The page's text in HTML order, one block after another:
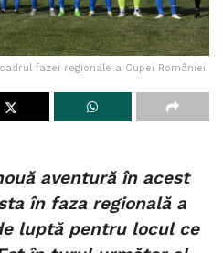
fazei regionale a Cupei României
aventură în acest
în faza regională a
luptă pentru locul ce